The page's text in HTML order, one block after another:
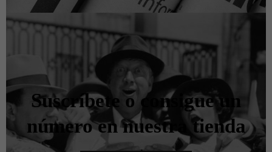
Suscríbete o consigue un
número en nuestra tienda